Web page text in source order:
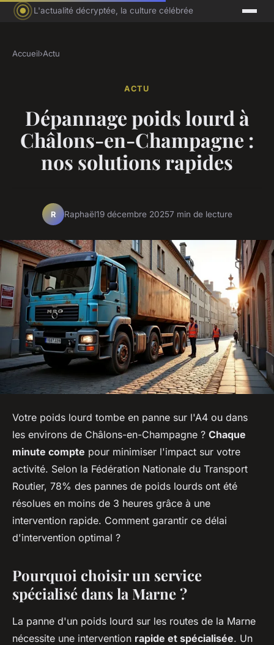
L'actualité décryptée, la culture célébrée
Accueil›Actu
ACTU
Dépannage poids lourd à
Châlons-en-Champagne :
nos solutions rapides
R Raphaël19 décembre 20257 min de lecture
Votre poids lourd tombe en panne sur l'A4 ou dans
les environs de Châlons-en-Champagne ? Chaque
minute compte pour minimiser l'impact sur votre
activité. Selon la Fédération Nationale du Transport
Routier, 78% des pannes de poids lourds ont été
résolues en moins de 3 heures grâce à une
intervention rapide. Comment garantir ce délai
d'intervention optimal ?
Pourquoi choisir un service
spécialisé dans la Marne ?
La panne d'un poids lourd sur les routes de la Marne
nécessite une intervention rapide et spécialisée. Un